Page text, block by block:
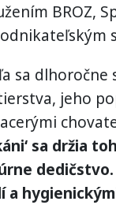
BROZ,
sa
jeho
sa držia
a